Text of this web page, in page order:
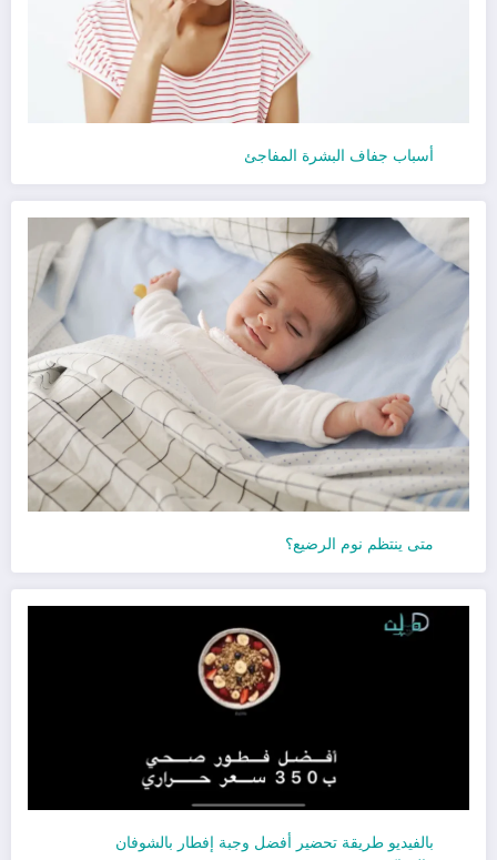
أسباب جفاف البشرة المفاجئ
متى ينتظم نوم الرضيع؟
بالفيديو طريقة تحضير أفضل وجبة إفطار بالشوفان